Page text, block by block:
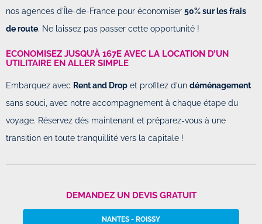
nos agences d'Île-de-France pour économiser 50% sur les frais
de route. Ne laissez pas passer cette opportunité !
ECONOMISEZ JUSQU’À 167E AVEC LA LOCATION D’UN
UTILITAIRE EN ALLER SIMPLE
Embarquez avec Rent and Drop et profitez d'un déménagement
sans souci, avec notre accompagnement à chaque étape du
voyage. Réservez dès maintenant et préparez-vous à une
transition en toute tranquillité vers la capitale !
DEMANDEZ UN DEVIS GRATUIT
NANTES - ROISSY